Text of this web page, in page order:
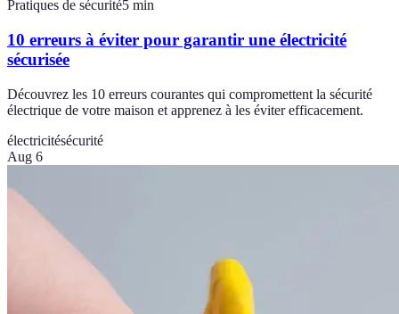
Pratiques de sécurité5 min
10 erreurs à éviter pour garantir une électricité
sécurisée
Découvrez les 10 erreurs courantes qui compromettent la sécurité
électrique de votre maison et apprenez à les éviter efficacement.
électricitésécurité
Aug 6